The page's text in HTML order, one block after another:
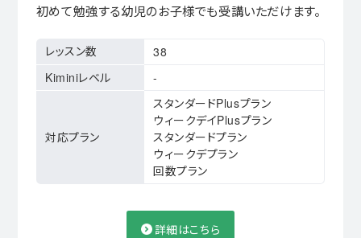
初めて勉強する幼児のお子様でも受講いただけます。
レッスン数
38
Kiminiレベル
-
対応プラン
スタンダードPlusプラン
ウィークデイPlusプラン
スタンダードプラン
ウィークデプラン
回数プラン
詳細はこちら